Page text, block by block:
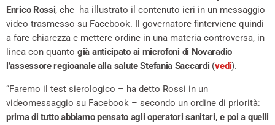
Enrico Rossi, che ha illustrato il contenuto ieri in un messaggio
video trasmesso su Facebook. Il governatore finterviene quindi
a fare chiarezza e mettere ordine in una materia controversa, in
linea con quanto già anticipato ai microfoni di Novaradio
l’assessore regioanale alla salute Stefania Saccardi (vedi).
“Faremo il test sierologico – ha detto Rossi in un
videomessaggio su Facebook – secondo un ordine di priorità:
prima di tutto abbiamo pensato agli operatori sanitari, e poi a quelli